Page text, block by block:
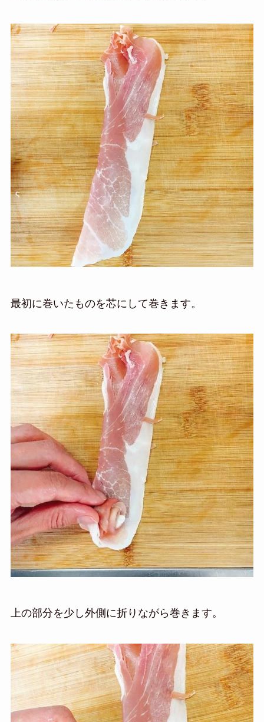
最初に巻いたものを芯にして巻きます。
上の部分を少し外側に折りながら巻きます。